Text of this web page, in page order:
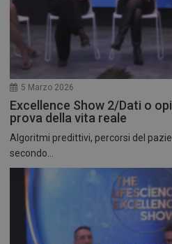
5 Marzo 2026
Excellence Show 2/Dati o
prova della vita reale
Algoritmi predittivi, percorsi del
secondo...